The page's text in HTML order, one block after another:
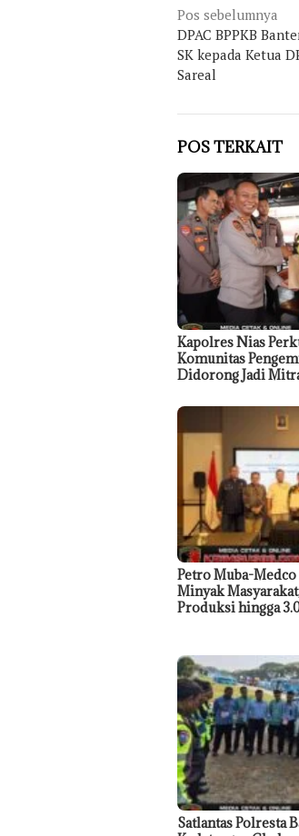
Navigasi
pos
Pos sebelumnya
DPAC BPPKB
SK kepada Ketua
Sareal
POS TERKAIT
Kapolres Nias
Komunitas
Didorong Jadi
Petro Muba-
Minyak
Produksi hingga
Satlantas Polresta